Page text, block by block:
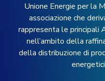
Unione Energie per la
associazione che
rappresenta le principali
nell’ambito della
della distribuzione di